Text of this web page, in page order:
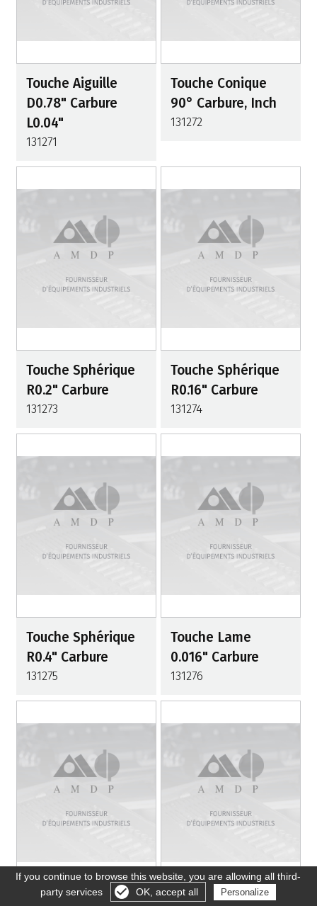
Touche Aiguille
D0.78" Carbure
L0.04"
131271
Touche Conique
90° Carbure, Inch
131272
Touche Sphérique
R0.2" Carbure
131273
Touche Sphérique
R0.16" Carbure
131274
Touche Sphérique
R0.4" Carbure
131275
Touche Lame
0.016" Carbure
131276
Gérer les cookies
If you continue to browse this website, you are allowing all third-
party services
OK, accept all Personalize